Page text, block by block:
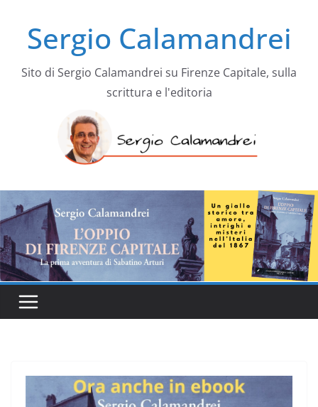
contenutoSergio Calamandrei
Sito di Sergio Calamandrei su Firenze Capitale, sulla
scrittura e l'editoria